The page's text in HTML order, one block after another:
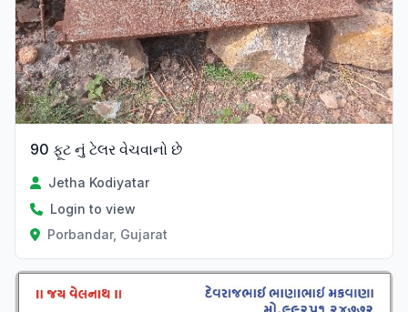
90 ફૂટ નું ટેલર વેચવાનો છે
Jetha Kodiyatar
Login to view
Porbandar, Gujarat
Verified